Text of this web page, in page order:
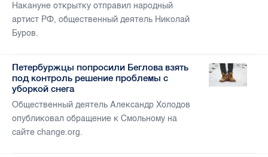
Накануне открытку отправил народный
артист РФ, общественный деятель Николай
Буров.
Петербуржцы попросили Беглова взять
под контроль решение проблемы с
уборкой снега
Общественный деятель Александр Холодов
опубликовал обращение к Смольному на
сайте change.org.